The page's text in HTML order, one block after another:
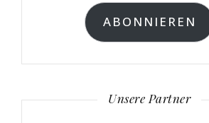
Adresse
ABONNIEREN
Unsere Partner